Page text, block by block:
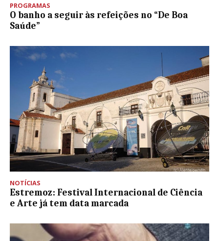
PROGRAMAS
O banho a seguir às refeições no “De Boa
Saúde”
NOTÍCIAS
Estremoz: Festival Internacional de Ciência
e Arte já tem data marcada